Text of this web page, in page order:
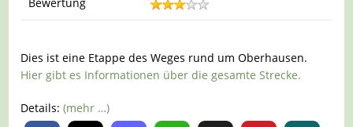
Bewertung
Dies ist eine Etappe des Weges rund um Oberhausen.
Hier gibt es Informationen über die gesamte Strecke.
Details:(mehr …)